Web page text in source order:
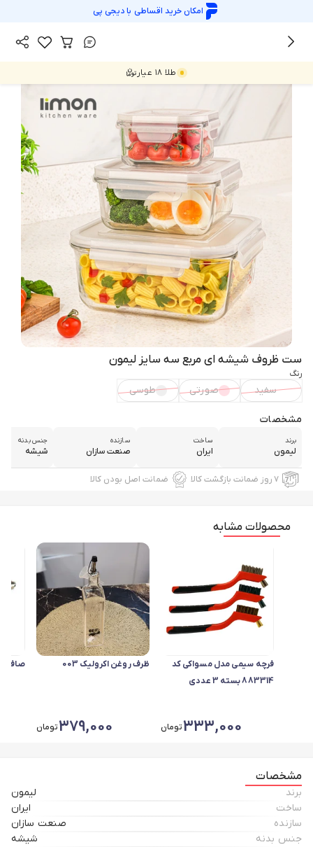
امکان خرید اقساطی بادیجی پی
طلا ۱۸ عیار
ظرف نگهدارنده و فریزری
ست ظروف شیشه ای مربع سه سایز لیمون
رنگ
سفید صورتی طوسی
مشخصات
برند
لیمون
ساخت
ایران
سازنده
صنعت سازان
جنس بدنه
شیشه
۷ روز ضمانت بازگشت کالا ضمانت اصل بودن کالا
محصولات مشابه
فرچه سیمی مدل مسواکی کد
883314 بسته 3 عددی
333,000تومان
ظرف روغن اکرولیک 003
379,000تومان
صافی
مشخصات
برند
لیمون
ساخت
ایران
سازنده
صنعت سازان
جنس بدنه
شیشه